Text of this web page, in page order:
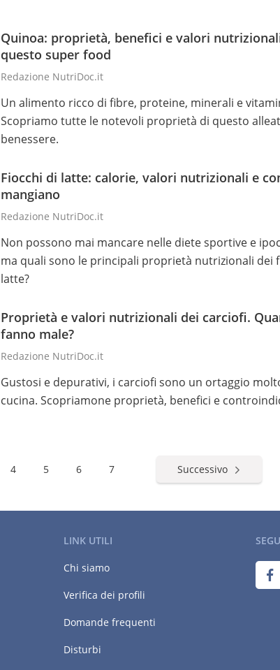
Quinoa: proprietà, benefici e valori
questo super food
Redazione NutriDoc.it
Un alimento ricco di fibre, proteine, minerali e
Scopriamo tutte le notevoli proprietà di questo
benessere.
Fiocchi di latte: calorie, valori nutrizionali e
mangiano
Redazione NutriDoc.it
Non possono mai mancare nelle diete sportive e
ma quali sono le principali proprietà nutrizionali dei
latte?
Proprietà e valori nutrizionali dei carciofi.
fanno male?
Redazione NutriDoc.it
Gustosi e depurativi, i carciofi sono un ortaggio
cucina. Scopriamone proprietà, benefici e
4 5 6 7 Successivo
LINK UTILI
Chi siamo
Verifica dei profili
Domande frequenti
Disturbi